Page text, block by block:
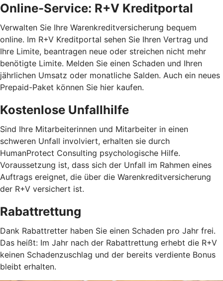
Online-Service: R+V Kreditportal
Verwalten Sie Ihre Warenkreditversicherung bequem
online. Im R+V Kreditportal sehen Sie Ihren Vertrag und
Ihre Limite, beantragen neue oder streichen nicht mehr
benötigte Limite. Melden Sie einen Schaden und Ihren
jährlichen Umsatz oder monatliche Salden. Auch ein neues
Prepaid-Paket können Sie hier kaufen.
Kostenlose Unfallhilfe
Sind Ihre Mitarbeiterinnen und Mitarbeiter in einen
schweren Unfall involviert, erhalten sie durch
HumanProtect Consulting psychologische Hilfe.
Voraussetzung ist, dass sich der Unfall im Rahmen eines
Auftrags ereignet, die über die Warenkreditversicherung
der R+V versichert ist.
Rabattrettung
Dank Rabattretter haben Sie einen Schaden pro Jahr frei.
Das heißt: Im Jahr nach der Rabattrettung erhebt die R+V
keinen Schadenzuschlag und der bereits verdiente Bonus
bleibt erhalten.